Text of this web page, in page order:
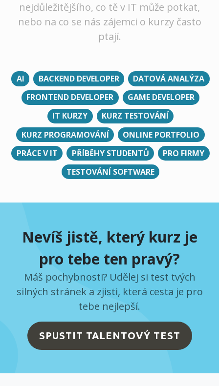
nejdůležitějšího, co tě v IT může potkat,
nebo na co se nás zájemci o kurzy často
ptají.
AI BACKEND DEVELOPER
DATOVÁ ANALÝZA
FRONTEND DEVELOPER
GAME DEVELOPER
IT KURZY
KURZ TESTOVÁNÍ
KURZ PROGRAMOVÁNÍ
ONLINE PORTFOLIO
PRÁCE V IT
PŘÍBĚHY STUDENTŮ
PRO FIRMY
TESTOVÁNÍ SOFTWARE
Nevíš jistě, který kurz je
pro tebe ten pravý?
Máš pochybnosti? Udělej si test tvých
silných stránek a zjisti, která cesta je pro
tebe nejlepší.
SPUSTIT TALENTOVÝ TEST